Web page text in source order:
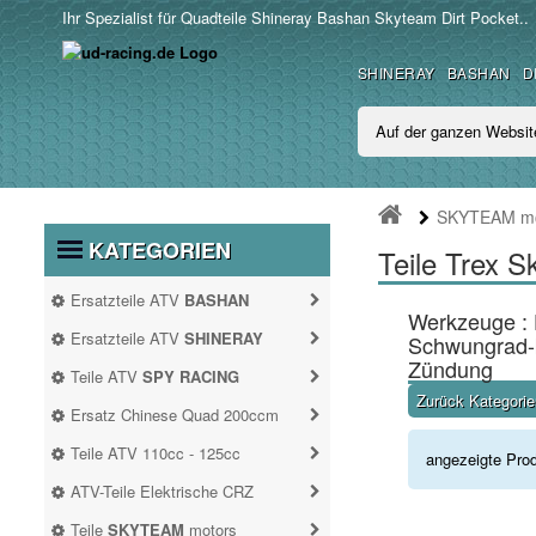
Ihr Spezialist für Quadteile Shineray Bashan Skyteam Dirt Pocket..
SHINERAY BASHAN
KATEGORIEN
Ersatzteile ATV BASHAN
Ersatzteile ATV SHINERAY
STIIEB
SHINERAY 250 STXE
Teile ATV SPY RACING
ATV SPY250F1
Ersatz Chinese Quad 200ccm
200CCM
Antrieb
Auspuff
Teile ATV 110cc - 125cc
125CC
ATV-Teile Elektrische CRZ
Teile SKYTEAM motors
SKYTEAM
Teile Trex
Werkzeuge :
Zündung
Zurück
angezeigte